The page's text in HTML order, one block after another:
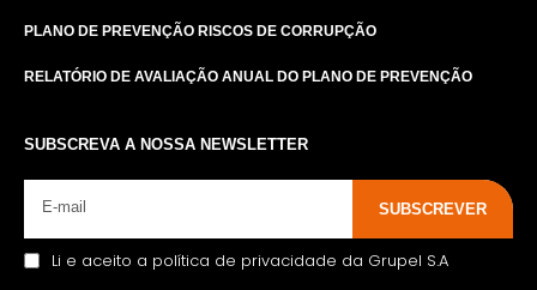
PLANO DE PREVENÇÃO RISCOS DE CORRUPÇÃO
RELATÓRIO DE AVALIAÇÃO ANUAL DO PLANO DE PREVENÇÃO
SUBSCREVA A NOSSA NEWSLETTER
SUBSCREVER
Li e aceito a política de privacidade da Grupel S.A